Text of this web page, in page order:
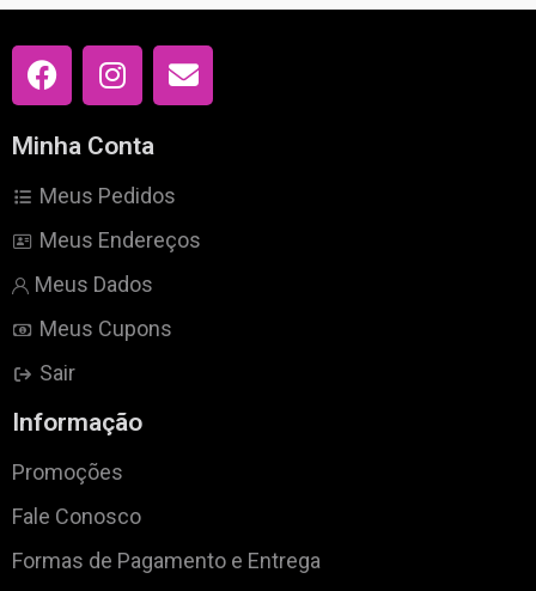
Minha Conta
Meus Pedidos
Meus Endereços
Meus Dados
Meus Cupons
Sair
Informação
Promoções
Fale Conosco
Formas de Pagamento e Entrega